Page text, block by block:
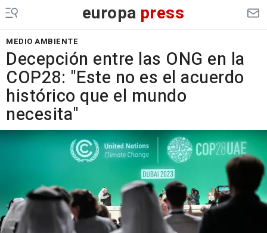
europa press
MEDIO AMBIENTE
Decepción entre las ONG en la
COP28: "Este no es el acuerdo
histórico que el mundo
necesita"